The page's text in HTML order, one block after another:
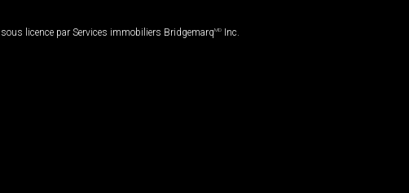
licence par Services immobiliers BridgemarqMD Inc.